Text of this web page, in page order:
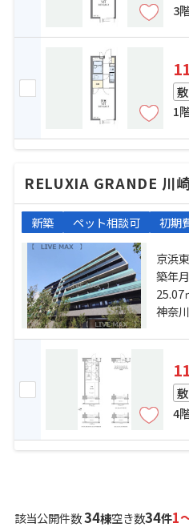
3
敷
1
RELUXIA GRANDE 川
新築 ペット相談可 初期
京浜東
本線「
師線
築年
25.07
神奈
敷
4
該当公開件数34棟空き数34件1